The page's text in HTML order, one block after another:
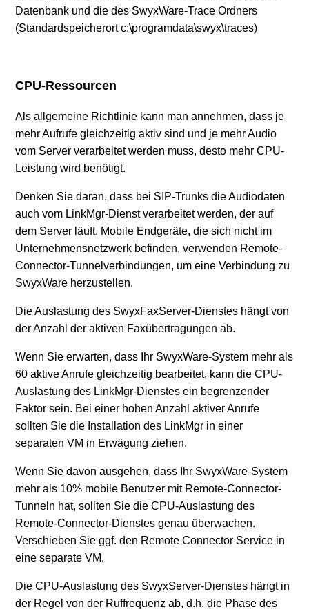
Datenbank und die des SwyxWare-Trace Ordners
(Standardspeicherort c:\programdata\swyx\traces)
CPU-Ressourcen
Als allgemeine Richtlinie kann man annehmen, dass je
mehr Aufrufe gleichzeitig aktiv sind und je mehr Audio
vom Server verarbeitet werden muss, desto mehr CPU-
Leistung wird benötigt.
Denken Sie daran, dass bei SIP-Trunks die Audiodaten
auch vom LinkMgr-Dienst verarbeitet werden, der auf
dem Server läuft. Mobile Endgeräte, die sich nicht im
Unternehmensnetzwerk befinden, verwenden Remote-
Connector-Tunnelverbindungen, um eine Verbindung zu
SwyxWare herzustellen.
Die Auslastung des SwyxFaxServer-Dienstes hängt von
der Anzahl der aktiven Faxübertragungen ab.
Wenn Sie erwarten, dass Ihr SwyxWare-System mehr als
60 aktive Anrufe gleichzeitig bearbeitet, kann die CPU-
Auslastung des LinkMgr-Dienstes ein begrenzender
Faktor sein. Bei einer hohen Anzahl aktiver Anrufe
sollten Sie die Installation des LinkMgr in einer
separaten VM in Erwägung ziehen.
Wenn Sie davon ausgehen, dass Ihr SwyxWare-System
mehr als 10% mobile Benutzer mit Remote-Connector-
Tunneln hat, sollten Sie die CPU-Auslastung des
Remote-Connector-Dienstes genau überwachen.
Verschieben Sie ggf. den Remote Connector Service in
eine separate VM.
Die CPU-Auslastung des SwyxServer-Dienstes hängt in
der Regel von der Ruffrequenz ab, d.h. die Phase des